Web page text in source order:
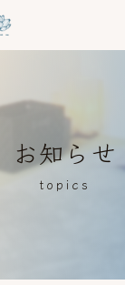
お知らせ
topics